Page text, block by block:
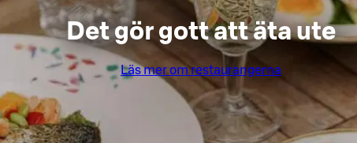
Det gör gott att äta ute
Läs mer om restaurangerna